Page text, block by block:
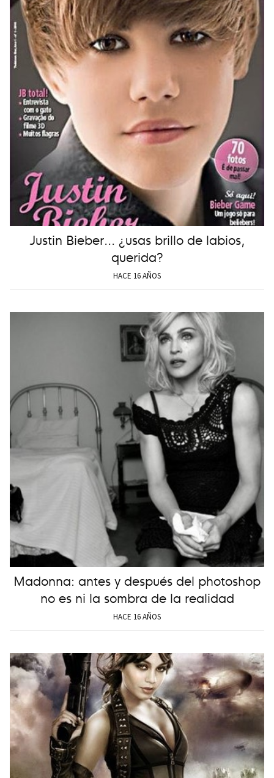
Justin Bieber... ¿usas brillo de labios,
querida?
HACE 16 AÑOS
Madonna: antes y después del photoshop
no es ni la sombra de la realidad
HACE 16 AÑOS